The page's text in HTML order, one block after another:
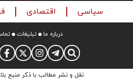
سیاسی اقتصادی
درباره ما تبلیغات
نقل و نشر مطالب با ذکر منبع